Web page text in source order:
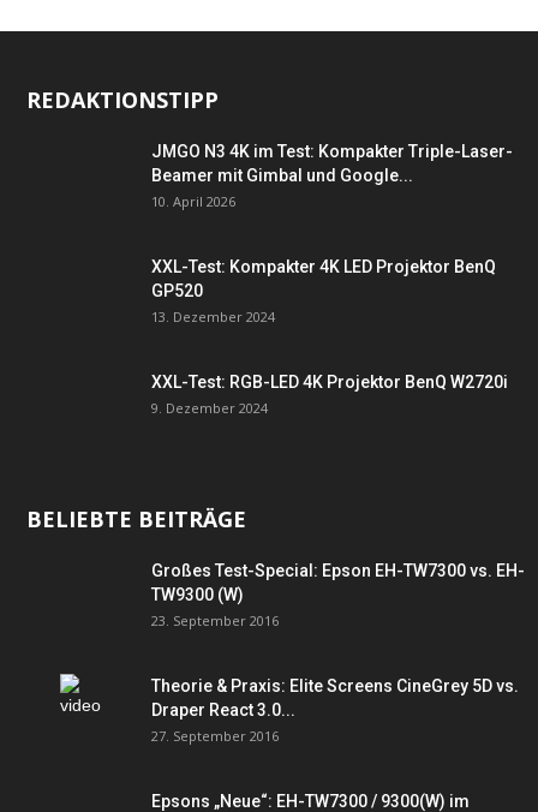
REDAKTIONSTIPP
JMGO N3 4K im Test: Kompakter Triple-Laser-
Beamer mit Gimbal und Google...
10. April 2026
XXL-Test: Kompakter 4K LED Projektor BenQ
GP520
13. Dezember 2024
XXL-Test: RGB-LED 4K Projektor BenQ W2720i
9. Dezember 2024
BELIEBTE BEITRÄGE
Großes Test-Special: Epson EH-TW7300 vs. EH-
TW9300 (W)
23. September 2016
Theorie & Praxis: Elite Screens CineGrey 5D vs.
Draper React 3.0...
27. September 2016
Epsons „Neue“: EH-TW7300 / 9300(W) im